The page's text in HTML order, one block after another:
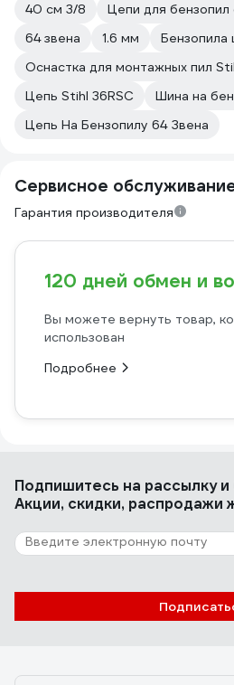
40 см 3/8
Цепи для
64 звена
1.6 мм
Бензопила
Оснастка для монтажных пил
Цепь Stihl 36RSC
Шина на
Цепь На Бензопилу 64 Звена
Сервисное
Гарантия производителя
120 дней обмен и
Вы можете вернуть товар,
использован
Подробнее
Подпишитесь на рассылкуи
Акции, скидки, распродажи